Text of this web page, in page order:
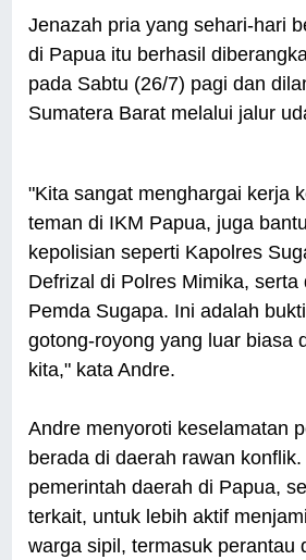
Jenazah pria yang sehari-hari
di Papua itu berhasil
pada Sabtu (26/7) pagi dan
Sumatera Barat melalui jalur
"Kita sangat menghargai kerja
teman di IKM Papua, juga
kepolisian seperti Kapolres
Defrizal di Polres Mimika, serta
Pemda Sugapa. Ini adalah
gotong-royong yang luar biasa
kita," kata Andre.
Andre menyoroti keselamatan
berada di daerah rawan
pemerintah daerah di Papua,
terkait, untuk lebih aktif
warga sipil, termasuk perantau